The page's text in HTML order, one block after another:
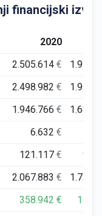
financijski
2020
2.505.614€
2.498.982€
1.946.766€
6.632€
121.117€
2.067.883€
358.942€